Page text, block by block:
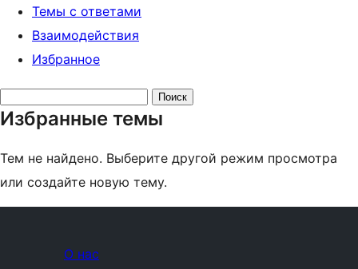
Темы с ответами
Взаимодействия
Избранное
тем:
Избранные темы
Тем не найдено. Выберите другой режим просмотра
или создайте новую тему.
О нас